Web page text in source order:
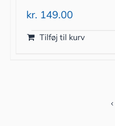
kr. 149.00
Tilføj til kurv